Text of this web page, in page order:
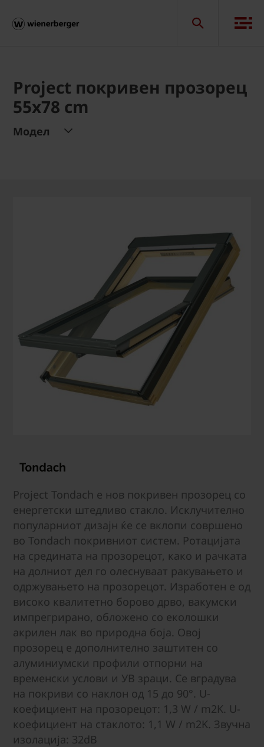
Project покривен прозорец
55x78 cm
Модел
Project Tondach е нов покривен прозорец со
енергетски штедливо стакло. Исклучително
популарниот дизајн ќе се вклопи совршено
во Tondach покривниот систем. Ротацијата
на средината на прозорецот, како и рачката
на долниот дел го олеснуваат ракувањето и
одржувањето на прозорецот. Изработен е од
високо квалитетно борово дрво, вакумски
импрегрирано, обложено со еколошки
акрилен лак во природна боја. Овој
прозорец е дополнително заштитен со
алуминиумски профили отпорни на
временски услови и УВ зраци. Се вградува
на покриви со наклон од 15 до 90°. U-
коефициент на прозорецот: 1,3 W / m2K. U-
коефициент на стаклото: 1,1 W / m2K. Звучна
изолација: 32dB